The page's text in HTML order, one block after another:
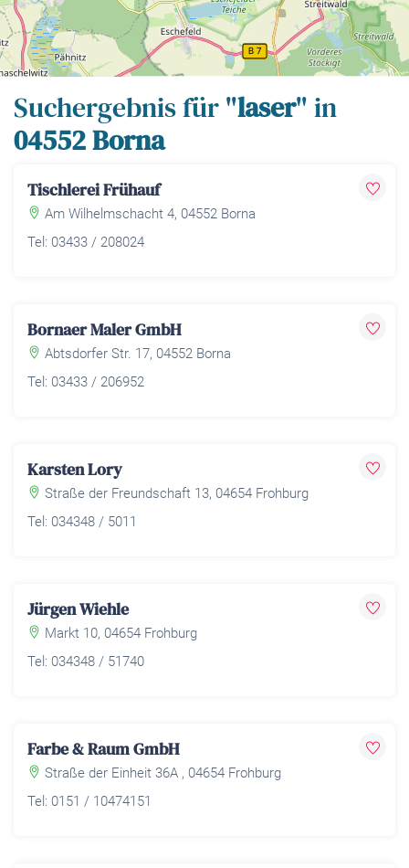
Suchergebnis für "laser" in
04552 Borna
Tischlerei Frühauf
Am Wilhelmschacht 4, 04552 Borna
Tel: 03433 / 208024
Bornaer Maler GmbH
Abtsdorfer Str. 17, 04552 Borna
Tel: 03433 / 206952
Karsten Lory
Straße der Freundschaft 13, 04654 Frohburg
Tel: 034348 / 5011
Jürgen Wiehle
Markt 10, 04654 Frohburg
Tel: 034348 / 51740
Farbe & Raum GmbH
Straße der Einheit 36A , 04654 Frohburg
Tel: 0151 / 10474151